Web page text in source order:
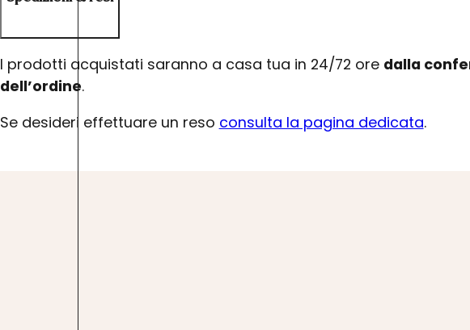
I prodotti acquistati saranno a casa tua in 24/72 ore dalla
dell’ordine.
Se desideri effettuare un reso consulta la pagina dedicata.